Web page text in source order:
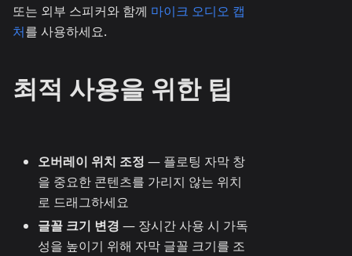
또는 외부 스피커와 함께 마이크 오디오 캡
처를 사용하세요.
최적 사용을 위한 팁
오버레이 위치 조정 — 플로팅 자막 창
을 중요한 콘텐츠를 가리지 않는 위치
로 드래그하세요
글꼴 크기 변경 — 장시간 사용 시 가독
성을 높이기 위해 자막 글꼴 크기를 조